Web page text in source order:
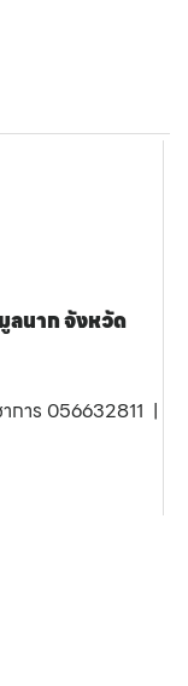
ลนาก จังหวัด
การ 056632811 |